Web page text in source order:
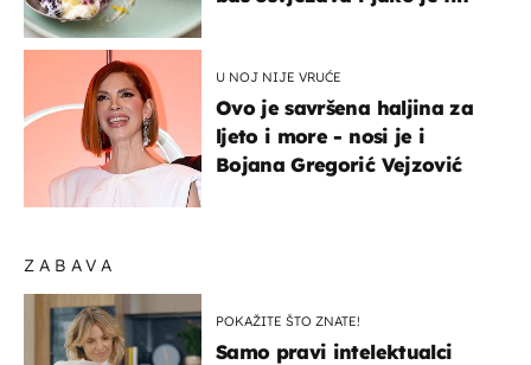
ZABAVA
POKAŽITE ŠTO ZNATE!
Samo pravi intelektualci
U NOJ NIJE VRUĆE
Ovo je savršena haljina za
ljeto i more - nosi je i
Bojana Gregorić Vejzović